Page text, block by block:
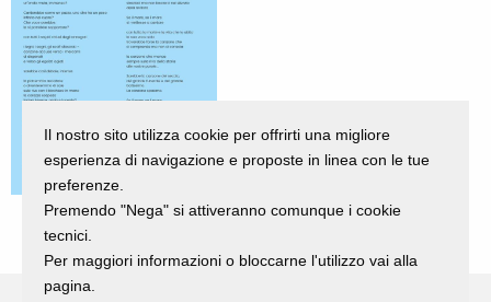
Il nostro sito utilizza cookie per offrirti una migliore
esperienza di navigazione e proposte in linea con le tue
preferenze.
Premendo "Nega" si attiveranno comunque i cookie
tecnici.
Per maggiori informazioni o bloccarne l'utilizzo vai alla
pagina.